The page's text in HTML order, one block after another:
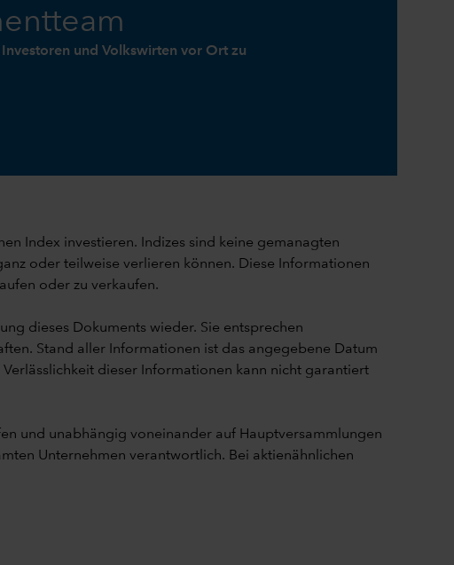
und Volkswirten vor Ort zu
Index investieren. Indizes sind keine gemanagten
oder teilweise verlieren können. Diese Informationen
oder zu verkaufen.
dieses Dokuments wieder. Sie entsprechen
Stand aller Informationen ist das angegebene Datum
dieser Informationen kann nicht garantiert
und unabhängig voneinander auf Hauptversammlungen
Unternehmen verantwortlich. Bei aktienähnlichen